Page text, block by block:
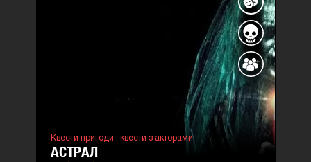
Квести пригоди , квести з акторами
АСТРАЛ